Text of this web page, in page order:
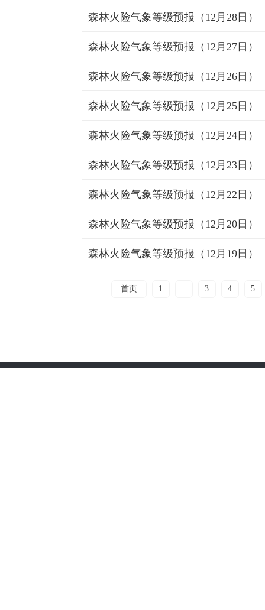
森林火险气象等级预报（12月28日）
森林火险气象等级预报（12月27日）
森林火险气象等级预报（12月26日）
森林火险气象等级预报（12月25日）
森林火险气象等级预报（12月24日）
森林火险气象等级预报（12月23日）
森林火险气象等级预报（12月22日）
森林火险气象等级预报（12月20日）
森林火险气象等级预报（12月19日）
首页 1 3 4 5